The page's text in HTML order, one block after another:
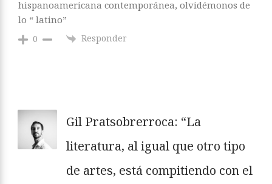
hispanoamericana contemporánea, olvidémonos de
lo “ latino”
0 Responder
Gil Pratsobrerroca: “La
literatura, al igual que otro tipo
de artes, está compitiendo con el